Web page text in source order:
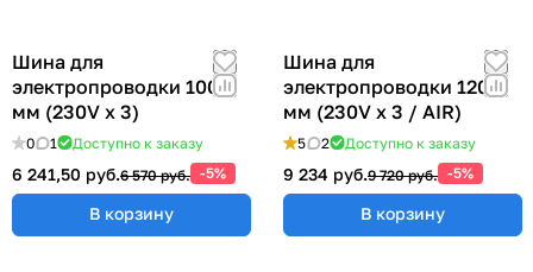
Шина для
электропроводки 1000
мм (230V x 3)
0 1 Доступно к заказу
6 241,50 руб.6 570 руб. -5%
В корзину
Шина для
электропроводки 1200
мм (230V x 3 / AIR)
5 2 Доступно к заказу
9 234 руб.9 720 руб. -5%
В корзину